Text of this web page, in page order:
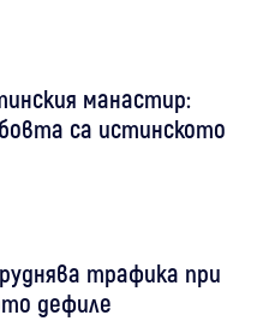
манастир:
са истинското
трафика при
дефиле